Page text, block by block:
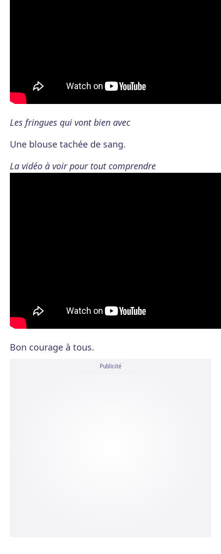
Les fringues qui vont bien avec
Une blouse tachée de sang.
La vidéo à voir pour tout comprendre
Bon courage à tous.
Publicité